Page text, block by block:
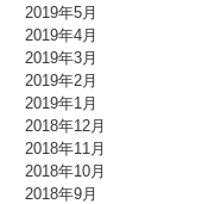
2019年5月
2019年4月
2019年3月
2019年2月
2019年1月
2018年12月
2018年11月
2018年10月
2018年9月